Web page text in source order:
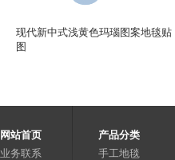
现代新中式浅黄色玛瑙图案地毯贴
图
网站首页
业务联系
产品分类
手工地毯